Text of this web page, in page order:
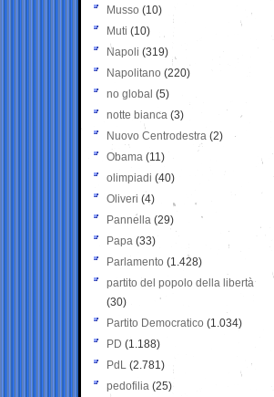
Musso (10)
Muti (10)
Napoli (319)
Napolitano (220)
no global (5)
notte bianca (3)
Nuovo Centrodestra (2)
Obama (11)
olimpiadi (40)
Oliveri (4)
Pannella (29)
Papa (33)
Parlamento (1.428)
partito del popolo della libertà
(30)
Partito Democratico (1.034)
PD (1.188)
PdL (2.781)
pedofilia (25)